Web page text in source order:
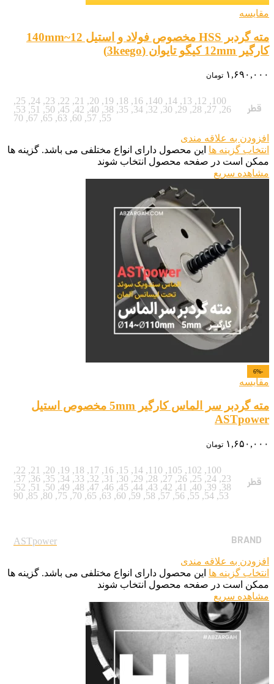
مقایسه
مته گردبر HSS مخصوص فولاد و استیل 12~140mm
کارگیر 12mm کیگو تایوان (3keego)
۱,۶۹۰,۰۰۰ تومان
قطر
100
,
12
,
13
,
14
,
140
,
16
,
18
,
19
,
20
,
21
,
22
,
23
,
24
,
25
,
26
,
27
,
28
,
29
,
30
,
32
,
34
,
35
,
38
,
40
,
42
,
45
,
50
,
51
,
53
,
55
,
57
,
60
,
63
,
65
,
67
,
70
افزودن به علاقه مندی
انتخاب گزینه ها این محصول دارای انواع مختلفی می باشد. گزینه ها
ممکن است در صفحه محصول انتخاب شوند
مشاهده سریع
-6%
مقایسه
مته گردبر سر الماس کارگیر 5mm مخصوص استیل
ASTpower
۱,۶۵۰,۰۰۰ تومان
قطر
100
,
102
,
105
,
110
,
14
,
15
,
16
,
17
,
18
,
19
,
20
,
21
,
22
,
23
,
24
,
25
,
26
,
27
,
28
,
29
,
30
,
31
,
32
,
33
,
34
,
35
,
36
,
37
,
38
,
39
,
40
,
41
,
42
,
43
,
44
,
45
,
46
,
47
,
48
,
49
,
50
,
51
,
52
,
53
,
54
,
55
,
56
,
57
,
58
,
59
,
60
,
63
,
65
,
70
,
75
,
80
,
85
,
90
BRAND
ASTpower
افزودن به علاقه مندی
انتخاب گزینه ها این محصول دارای انواع مختلفی می باشد. گزینه ها
ممکن است در صفحه محصول انتخاب شوند
مشاهده سریع